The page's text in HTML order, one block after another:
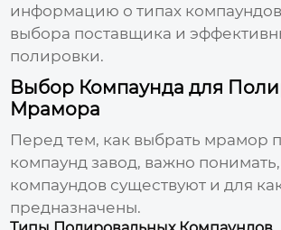
информацию о типах
выбора поставщика и
полировки.
Выбор Компаунда для
Мрамора
Перед тем, как выбрать мрамор
компаунд завод, важно
компаундов существуют и для
предназначены.